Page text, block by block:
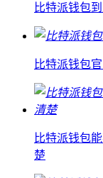
比特派钱包
比特派钱包
比特派钱包
楚